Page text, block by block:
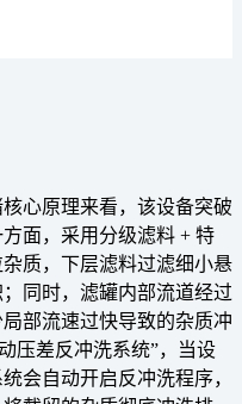
心原理来看，该设备突破
面，采用分级滤料 + 特
质，下层滤料过滤细小悬
同时，滤罐内部流道经过
部流速过快导致的杂质冲
压差反冲洗系统”，当设
会自动开启反冲洗程序，